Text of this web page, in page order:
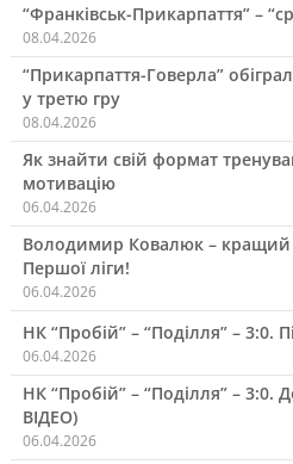
“Франківськ-Прикарпаття” –
08.04.2026
“Прикарпаття-Говерла”
у третю гру
08.04.2026
Як знайти свій формат
мотивацію
06.04.2026
Володимир Ковалюк – кращий
Першої ліги!
06.04.2026
НК “Пробій” – “Поділля” – 3:0.
06.04.2026
НК “Пробій” – “Поділля” – 3:0.
ВІДЕО)
06.04.2026